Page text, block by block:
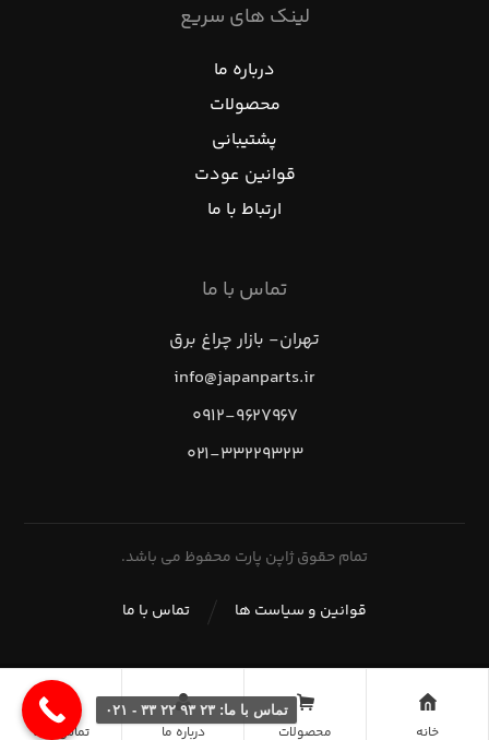
لینک های سریع
درباره ما
محصولات
پشتیبانی
قوانین عودت
ارتباط با ما
تماس با ما
تهران- بازار چراغ برق
info@japanparts.ir
۰۹۱۲-۹۶۲۷۹۶۷
۰۲۱-۳۳۲۲۹۳۲۳
تمام حقوق ژاپن پارت محفوظ می باشد.
تماس با ما قوانین و سیاست ها
خانه محصولات درباره ما تماس با ما
تماس با ما: ۲۳ ۹۳ ۲۲ ۳۳ - ۰۲۱